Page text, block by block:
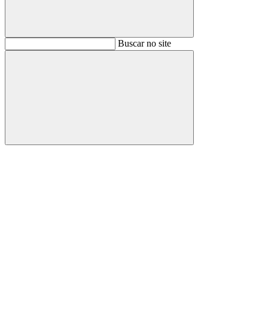
BuscarBuscar no site
Buscar